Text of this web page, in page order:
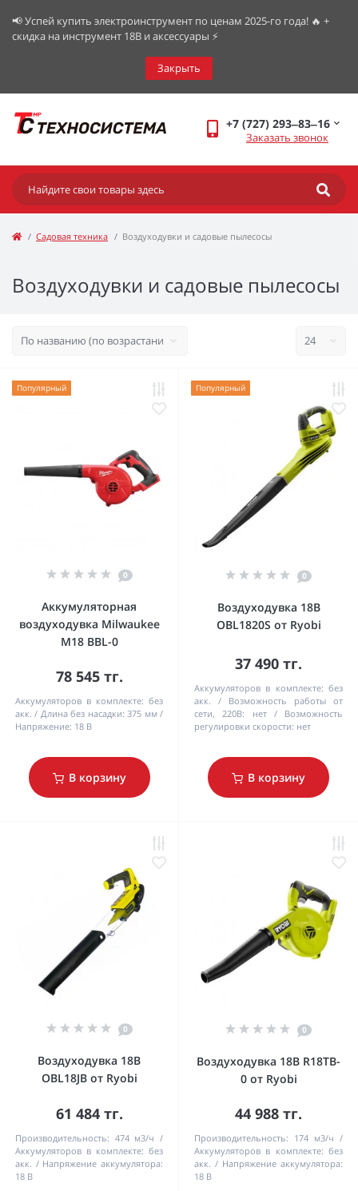
📢 Успей купить электроинструмент по ценам 2025-го года! 🔥 +
скидка на инструмент 18В и аксессуары ⚡️
Закрыть
+7 (727) 293‒83‒16
Заказать звонок
Садовая техника Воздуходувки и садовые пылесосы
Воздуходувки и садовые пылесосы
Популярный
0
Аккумуляторная
воздуходувка Milwaukee
М18 BBL-0
78 545 тг.
Аккумуляторов в комплекте: без
акк.
Длина без насадки: 375 мм
Напряжение: 18 В
В корзину
Популярный
0
Воздуходувка 18В
OBL1820S от Ryobi
37 490 тг.
Аккумуляторов в комплекте: без
акк.
Возможность работы от
сети, 220В:
нет
Возможность
регулировки скорости: нет
В корзину
0
Воздуходувка 18В
OBL18JB от Ryobi
61 484 тг.
Производительность: 474 м3/ч
Аккумуляторов в комплекте: без
акк.
Напряжение аккумулятора:
18 В
0
Воздуходувка 18В R18TB-
0 от Ryobi
44 988 тг.
Производительность: 174 м3/ч
Аккумуляторов в комплекте: без
акк.
Напряжение аккумулятора:
18 В